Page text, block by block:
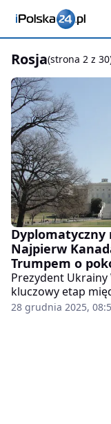
rosja(strona 2 z
Dyplomatyczny
Najpierw
Trumpem o
Prezydent Ukrainy
kluczowy etap
mogą mieć
28 grudnia 2025,